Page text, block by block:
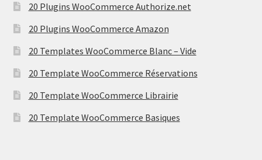
20 Plugins WooCommerce Authorize.net
20 Plugins WooCommerce Amazon
20 Templates WooCommerce Blanc – Vide
20 Template WooCommerce Réservations
20 Template WooCommerce Librairie
20 Template WooCommerce Basiques